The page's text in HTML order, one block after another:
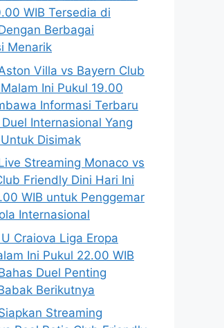
WIB Tersedia di
Berbagai
Menarik
Villa vs Bayern Club
Ini Pukul 19.00
Informasi Terbaru
Internasional Yang
Disimak
Streaming Monaco vs
Friendly Dini Hari Ini
WIB untuk Penggemar
Internasional
Craiova Liga Eropa
Ini Pukul 22.00 WIB
Duel Penting
Berikutnya
Streaming